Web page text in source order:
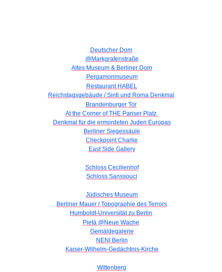
Deutscher Dom
@Markgrafenstraße
Altes Museum & Berliner Dom
Pergamonmuseum
Restaurant HABEL
Reichstagsgebäude / Sinti und Roma Denkmal
Brandenburger Tor
At the Corner of THE Pariser Platz
Denkmal für die ermordeten Juden Europas
Berliner Siegessäule
Checkpoint Charlie
East Side Gallery
Schloss Cecilienhof
Schloss Sanssouci
Jüdisches Museum
Berliner Mauer / Topographie des Terrors
Humboldt-Universität zu Berlin
Pietà @Neue Wache
Gemäldegalerie
NENI Berlin
Kaiser-Wilhelm-Gedächtnis-Kirche
Wittenberg